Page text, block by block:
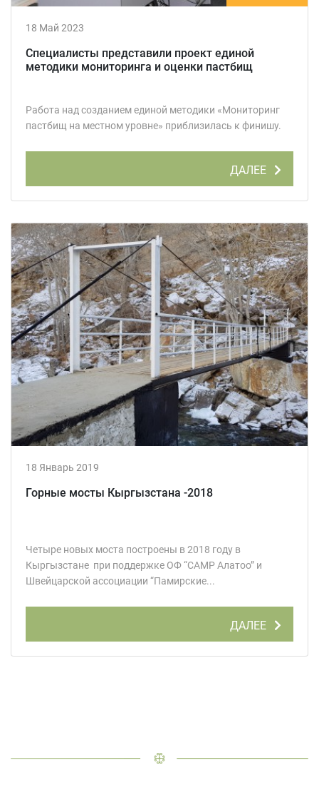
18 Май 2023
Специалисты представили проект единой
методики мониторинга и оценки пастбищ
Работа над созданием единой методики «Мониторинг
пастбищ на местном уровне» приблизилась к финишу.
ДАЛЕЕ
18 Январь 2019
Горные мосты Кыргызстана -2018
Четыре новых моста построены в 2018 году в
Кыргызстане при поддержке ОФ “CAMP Алатоо” и
Швейцарской ассоциации “Памирские...
ДАЛЕЕ